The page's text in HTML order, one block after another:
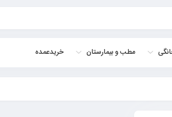
مطب و بیمارستان خریدعمده